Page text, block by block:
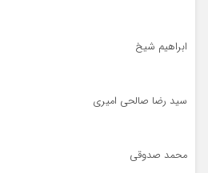
ابراهیم شیخ
سید رضا صالحی امیری
محمد صدوقی